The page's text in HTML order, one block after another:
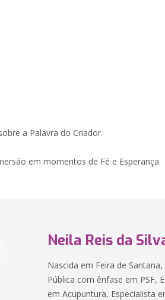
a Palavra do Criador.
em momentos de Fé e Esperança.
Neila Reis da
Nascida em Feira de
Pública com ênfase em PSF,
em Acupuntura, Especialista